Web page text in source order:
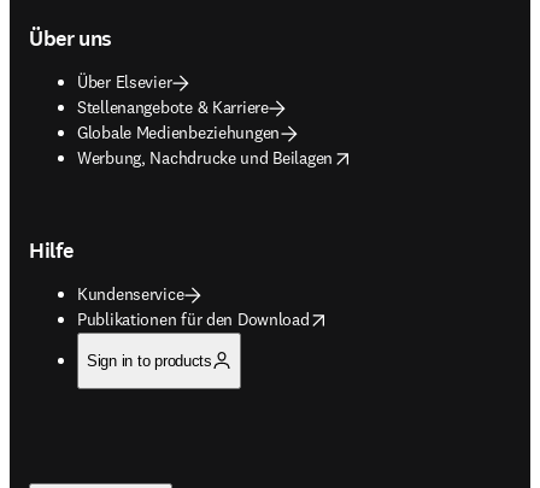
Über uns
Über Elsevier
Stellenangebote & Karriere
Globale Medienbeziehungen
Werbung, Nachdrucke und Beilagen
opens in new tab/window
Hilfe
Kundenservice
Publikationen für den Download
opens in new tab/window
Sign in to products